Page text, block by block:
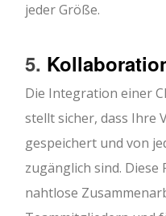
jeder Größe.
5.
Die Integration einer
stellt sicher, dass Ihre
gespeichert und von
zugänglich sind.
nahtlose